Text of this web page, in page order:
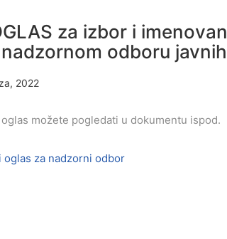
za izbor i
odboru
2022
možete pogledati u dokumentu ispod.
oglas za nadzorni odbor